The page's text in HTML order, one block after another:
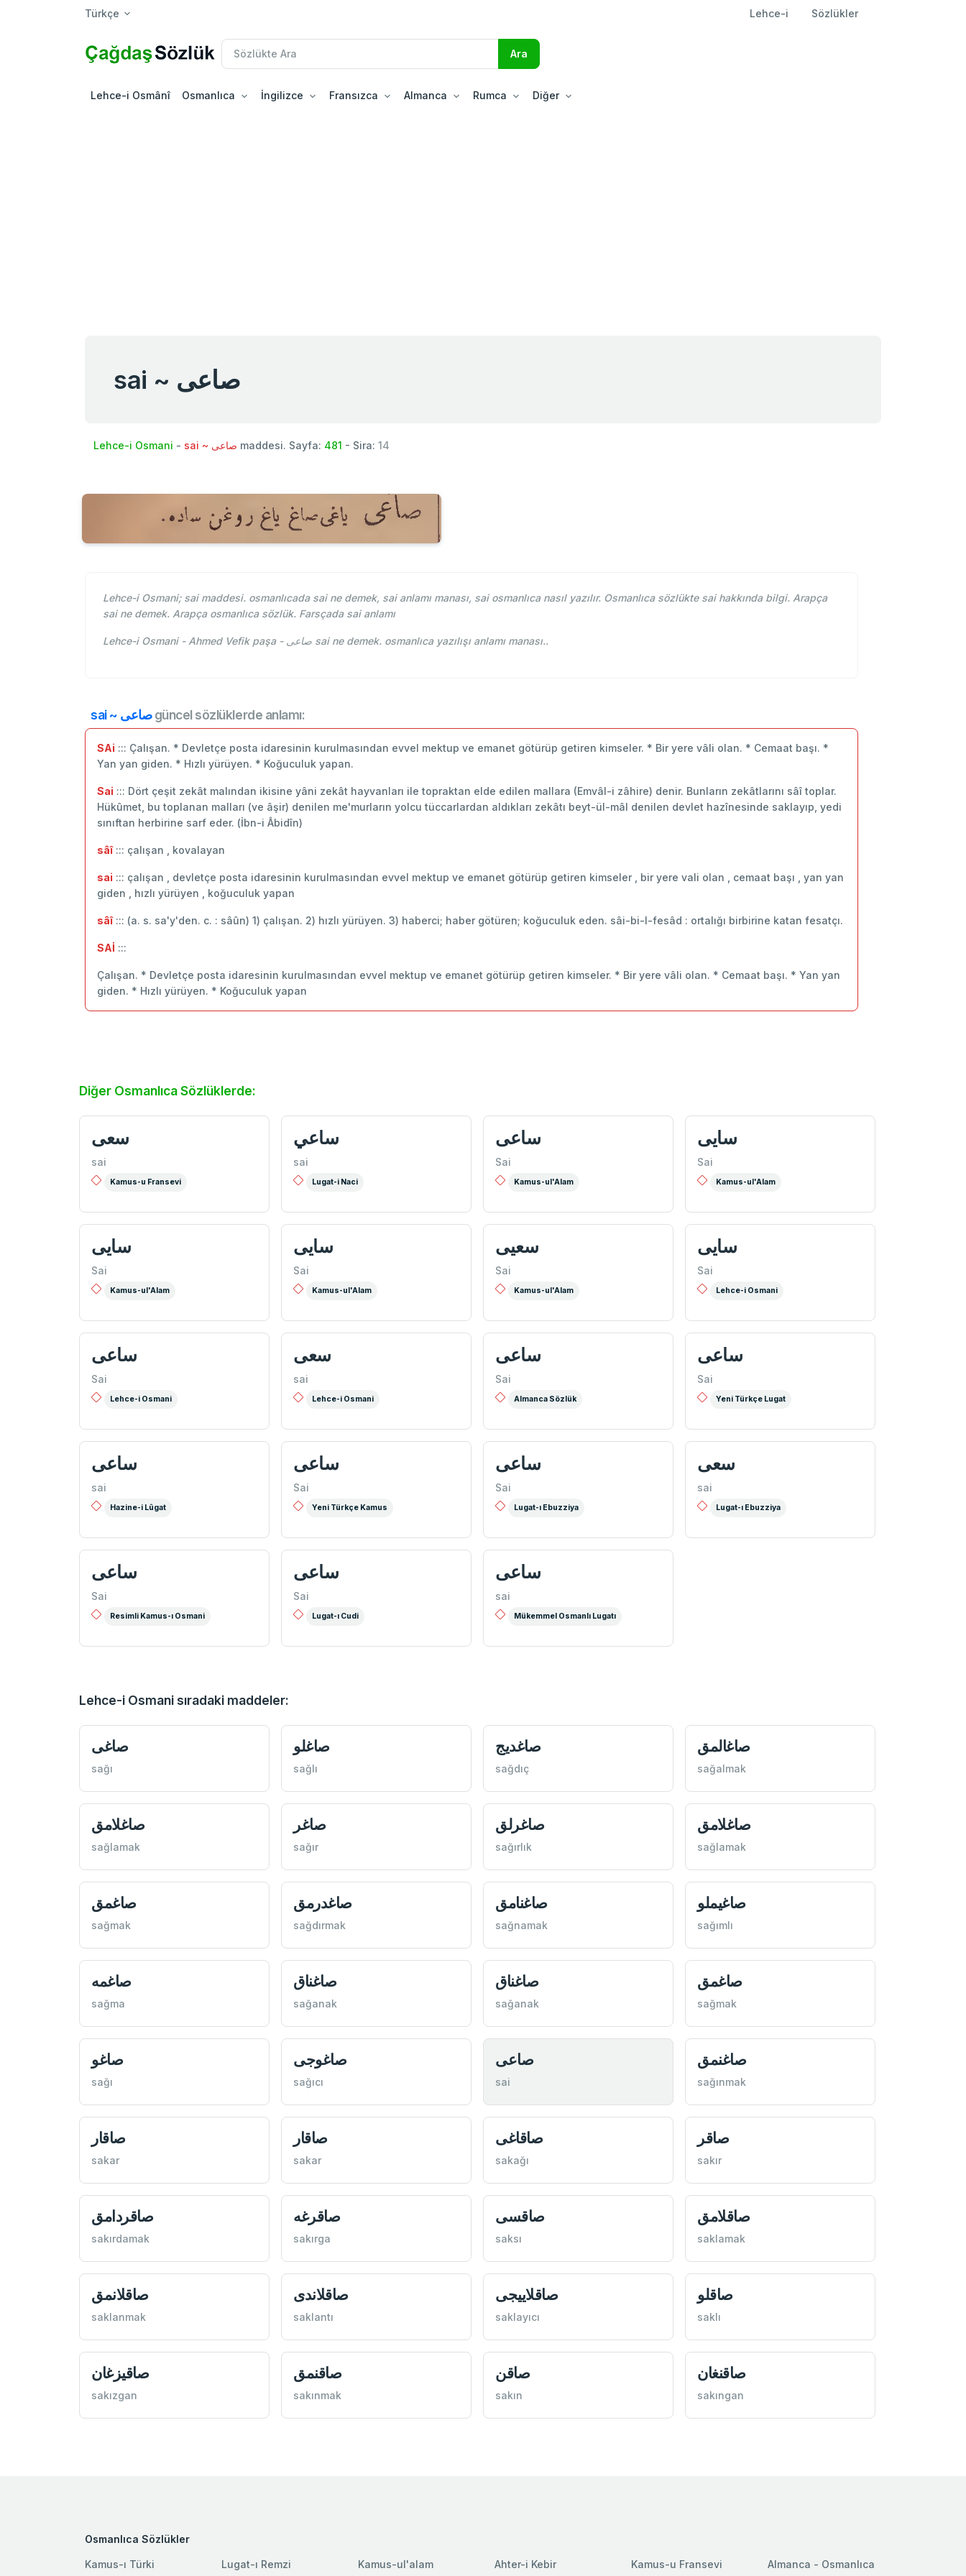
Türkçe Lehce-i Sözlükler
Lehce-i Osmânî Osmanlıca İngilizce Fransızca Almanca Rumca Diğer
sai ~ صاعی
Lehce-i Osmani - sai ~ صاعی maddesi. Sayfa: 481 - Sira: 14
Lehce-i Osmani; sai maddesi. osmanlıcada sai ne demek, sai anlamı manası, sai osmanlıca nasıl yazılır. Osmanlıca sözlükte sai hakkında bilgi. Arapça
sai ne demek. Arapça osmanlıca sözlük. Farsçada sai anlamı
Lehce-i Osmani - Ahmed Vefik paşa - صاعی sai ne demek. osmanlıca yazılışı anlamı manası..
sai ~ صاعیgüncel sözlüklerde anlamı:
SAi ::: Çalışan. * Devletçe posta idaresinin kurulmasından evvel mektup ve emanet götürüp getiren kimseler. * Bir yere vâli olan. * Cemaat başı. *
Yan yan giden. * Hızlı yürüyen. * Koğuculuk yapan.
Sai ::: Dört çeşit zekât malından ikisine yâni zekât hayvanları ile topraktan elde edilen mallara (Emvâl-i zâhire) denir. Bunların zekâtlarını sâî toplar.
Hükûmet, bu toplanan malları (ve âşir) denilen me'murların yolcu tüccarlardan aldıkları zekâtı beyt-ül-mâl denilen devlet hazînesinde saklayıp, yedi
sınıftan herbirine sarf eder. (İbn-i Âbidîn)
sâî::: çalışan , kovalayan
sai ::: çalışan , devletçe posta idaresinin kurulmasından evvel mektup ve emanet götürüp getiren kimseler , bir yere vali olan , cemaat başı , yan yan
giden , hızlı yürüyen , koğuculuk yapan
sâî::: (a. s. sa'y'den. c. : sâûn) 1) çalışan. 2) hızlı yürüyen. 3) haberci; haber götüren; koğuculuk eden. sâi-bi-l-fesâd : ortalığı birbirine katan fesatçı.
SAİ :::
Çalışan. * Devletçe posta idaresinin kurulmasından evvel mektup ve emanet götürüp getiren kimseler. * Bir yere vâli olan. * Cemaat başı. * Yan yan
giden. * Hızlı yürüyen. * Koğuculuk yapan
Diğer Osmanlıca Sözlüklerde:
سعی
sai
Kamus-u Fransevi
ساعي
sai
Lugat-i Naci
ساعی
Sai
Kamus-ul'Alam
سایی
Sai
Kamus-ul'Alam
سایی
Sai
Kamus-ul'Alam
سایی
Sai
Kamus-ul'Alam
سعیی
Sai
Kamus-ul'Alam
سایی
Sai
Lehce-i Osmani
ساعی
Sai
Lehce-i Osmani
سعی
sai
Lehce-i Osmani
ساعی
Sai
Almanca Sözlük
ساعی
Sai
Yeni Türkçe Lugat
ساعی
sai
Hazine-i Lûgat
ساعی
Sai
Yeni Türkçe Kamus
ساعی
Sai
Lugat-ı Ebuzziya
سعی
sai
Lugat-ı Ebuzziya
ساعی
Sai
Resimli Kamus-ı Osmani
ساعی
Sai
Lugat-ı Cudi
ساعی
sai
Mükemmel Osmanlı Lugatı
Lehce-i Osmani sıradaki maddeler:
صاغی
sağı
صاغلو
sağlı
صاغديج
sağdıç
صاغالمق
sağalmak
صاغلامق
sağlamak
صاغر
sağır
صاغرلق
sağırlık
صاغلامق
sağlamak
صاغمق
sağmak
صاغدرمق
sağdırmak
صاغنامق
sağnamak
صاغيملو
sağımlı
صاغمه
sağma
صاغناق
sağanak
صاغناق
sağanak
صاغمق
sağmak
صاغو
sağı
صاغوجی
sağıcı
صاعی
sai
صاغنمق
sağınmak
صاقار
sakar
صاقار
sakar
صاقاغی
sakağı
صاقر
sakır
صاقردامق
sakırdamak
صاقرغه
sakırga
صاقسی
saksı
صاقلامق
saklamak
صاقلانمق
saklanmak
صاقلاندی
saklantı
صاقلاییجی
saklayıcı
صاقلو
saklı
صاقيزغان
sakızgan
صاقنمق
sakınmak
صاقن
sakın
صاقنغان
sakıngan
Osmanlıca Sözlükler
Kamus-ı Türki Lugat-ı Remzi Kamus-ul'alam Ahter-i Kebir Kamus-u Fransevi Almanca - Osmanlıca